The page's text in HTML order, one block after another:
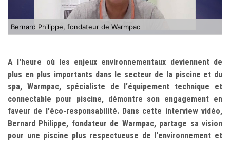
Bernard Philippe, fondateur de Warmpac
A l'heure où les enjeux environnementaux deviennent de
plus en plus importants dans le secteur de la piscine et du
spa, Warmpac, spécialiste de l'équipement technique et
connectable pour piscine, démontre son engagement en
faveur de l'éco-responsabilité. Dans cette interview vidéo,
Bernard Philippe, fondateur de Warmpac, partage sa vision
pour une piscine plus respectueuse de l'environnement et